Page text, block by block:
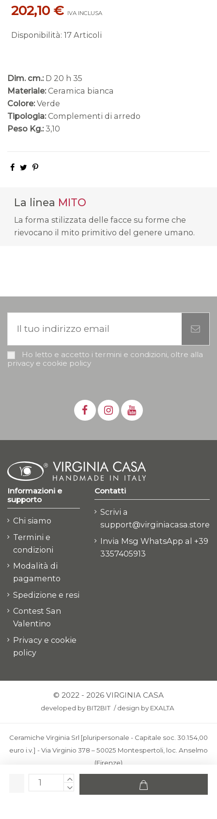
202,10 € IVA INCLUSA
Disponibilità: 17 Articoli
Dim. cm.: D 20 h 35
Materiale: Ceramica bianca
Colore: Verde
Tipologia: Complementi di arredo
Peso Kg.: 3,10
La linea MITO
La forma stilizzata delle facce su forme che
rievocano il mito primitivo del genere umano.
Ho letto e accetto i termini e condizioni, oltre alla
privacy e cookie policy
Informazioni e
supporto
Chi siamo
Termini e
condizioni
Modalità di
pagamento
Spedizione e resi
Contest San
Valentino
Privacy e cookie
policy
Contatti
Scrivi a
support@virginiacasa.store
Invia Msg WhatsApp al +39
3357405913
© 2022 - 2026 VIRGINIA CASA
developed by BIT2BIT /design by EXALTA
Ceramiche Virginia Srl [pluripersonale - Capitale soc. 30.154,00
euro i.v.] - Via Virginio 378 – 50025 Montespertoli, loc. Anselmo
(Firenze)
C.F. e P.IVA: IT00436100481 - REA: FI-227733 - PEC:
ceramichevirginia@pec.it